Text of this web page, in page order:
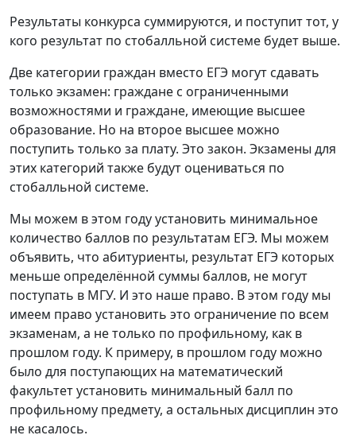
Результаты конкурса суммируются, и поступит тот, у
кого результат по стобалльной системе будет выше.
Две категории граждан вместо ЕГЭ могут сдавать
только экзамен: граждане с ограниченными
возможностями и граждане, имеющие высшее
образование. Но на второе высшее можно
поступить только за плату. Это закон. Экзамены для
этих категорий также будут оцениваться по
стобалльной системе.
Мы можем в этом году установить минимальное
количество баллов по результатам ЕГЭ. Мы можем
объявить, что абитуриенты, результат ЕГЭ которых
меньше определённой суммы баллов, не могут
поступать в МГУ. И это наше право. В этом году мы
имеем право установить это ограничение по всем
экзаменам, а не только по профильному, как в
прошлом году. К примеру, в прошлом году можно
было для поступающих на математический
факультет установить минимальный балл по
профильному предмету, а остальных дисциплин это
не касалось.